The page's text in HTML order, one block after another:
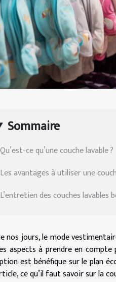
Sommaire
Qu’est-ce qu’une couche lavable ?
Les avantages à utiliser une
L’entretien des couches lavables
nos jours, le mode
aspects à prendre en
est bénéfique sur le plan
ce qu’il faut savoir sur la